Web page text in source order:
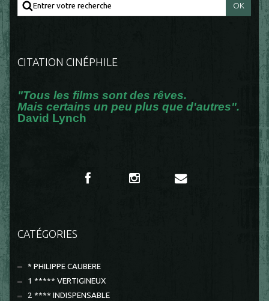
CITATION CINÉPHILE
"Tous les films sont des rêves.
Mais certains un peu plus que d'autres".
David Lynch
CATÉGORIES
* PHILIPPE CAUBERE
1 ***** VERTIGINEUX
2 **** INDISPENSABLE